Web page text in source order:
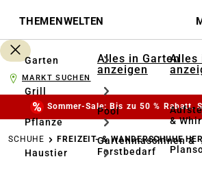
THEMENWELTEN
Garten
Grill
Pflanze
Haustier
Alles in Garten
anzeigen
Pool
Gartenmaschinen &
Forstbedarf
Alles
&
MARKT SUCHEN
Sommer-Sale: Bis zu 50 % Rabatt.
SCHUHE FREIZEIT- & WANDERSCHUHE